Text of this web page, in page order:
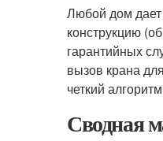
Любой дом дает
конструкцию
гарантийных
вызов крана
четкий
Сводная